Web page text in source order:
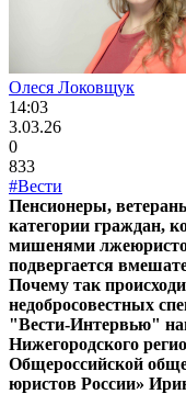
Олеся Локовщук
14:03
3.03.26
0
833
#Вести
Пенсионеры,
категории граждан,
мишенями
подвергается
Почему так
недобросовестных
"Вести-Интервью"
Нижегородского
Общероссийской
юристов России»